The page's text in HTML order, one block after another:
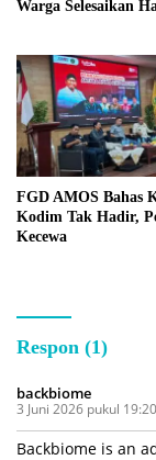
Warga Selesaikan
FGD AMOS Bahas
Kodim Tak Hadir,
Kecewa
Respon (1)
backbiome
3 Juni 2026 pukul 19:20
Backbiome is an